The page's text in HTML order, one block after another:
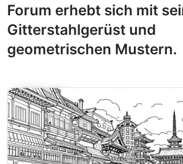
Forum erhebt sich mit
Gitterstahlgerüst und
geometrischen Mustern.